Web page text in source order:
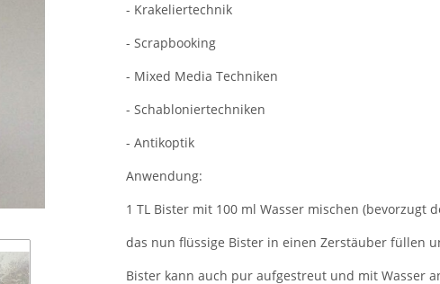
- Krakeliertechnik
- Scrapbooking
- Mixed Media Techniken
- Schabloniertechniken
- Antikoptik
Anwendung:
1 TL Bister mit 100 ml Wasser mischen (bevorzugt
das nun flüssige Bister in einen Zerstäuber füllen
Bister kann auch pur aufgestreut und mit Wasser